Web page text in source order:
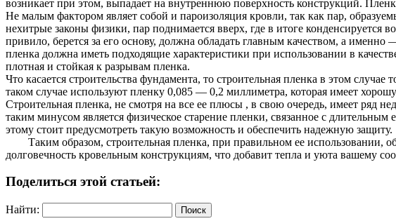
возникает при этом, выпадает на внутреннюю поверхность конструкций.
Не малым фактором являет собой и пароизоляция кровли, так как пар,
нехитрые законы физики, пар поднимается вверх, где в итоге
привило, берется за его основу, должна обладать главным качеством, а
пленка должна иметь подходящие характеристики при использовании в
плотная и стойкая к разрывам пленка.
Что касается строительства фундамента, то строительная пленка в этом
таком случае используют пленку 0,085 — 0,2 миллиметра, которая имеет
Строительная пленка, не смотря на все ее плюсы , в свою очередь, имеет ряд
таким минусом является физическое старение пленки, связанное с
этому стоит предусмотреть такую возможность и обеспечить надежную защиту.
Таким образом, строительная пленка, при правильном ее использовании,
долговечность кровельным конструкциям, что добавит тепла и уюта вашему
Поделиться этой статьей:
Найти: